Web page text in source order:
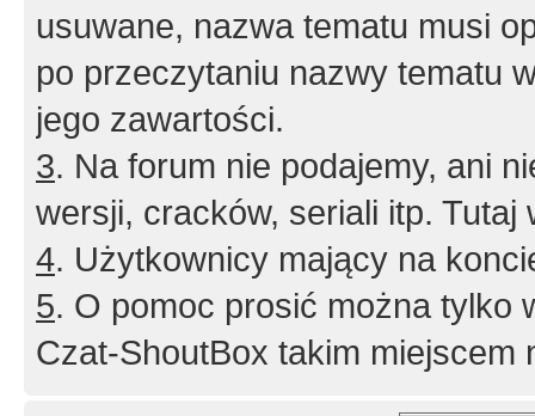
usuwane, nazwa tematu musi
po przeczytaniu nazwy tematu
jego zawartości.
3. Na forum nie podajemy, ani
wersji, cracków, seriali itp. Tutaj
4. Użytkownicy mający na
5. O pomoc prosić można tylko
Czat-ShoutBox takim miejscem